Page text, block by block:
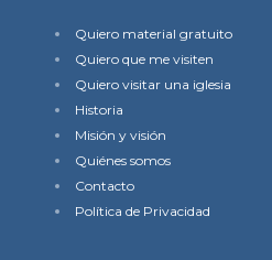
Quiero material gratuito
Quiero que me visiten
Quiero visitar una iglesia
Historia
Misión y visión
Quiénes somos
Contacto
Política de Privacidad